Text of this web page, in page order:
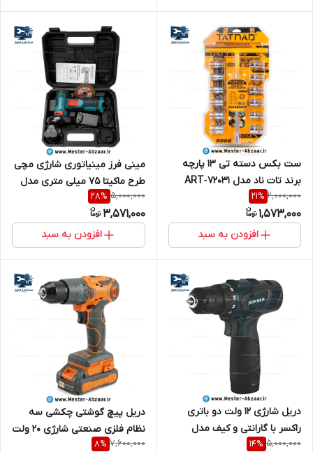
ست بکس دسته تی 13 پارچه
برند تات ناد مدل ART‑72031
TAT NAD
2,000,000
21%
1,573,000
افزودن به سبد
مینی فرز مینیاتوری شارژی مچی
طرح ماکیتا 75 میلی متری مدل
MAKITA POWER TOOLS 48VF
5,000,000
28%
3,571,000
افزودن به سبد
دریل شارژی 12 ولت دو باتری
راکسر با گارانتی و کیف مدل
ROKSER 9412
5,000,000
14%
دریل پیچ گوشتی چکشی سه
نظام فلزی صنعتی شارژی 20 ولت
براشلس آنکور با گارانتی و کیف
7,600,000
8%